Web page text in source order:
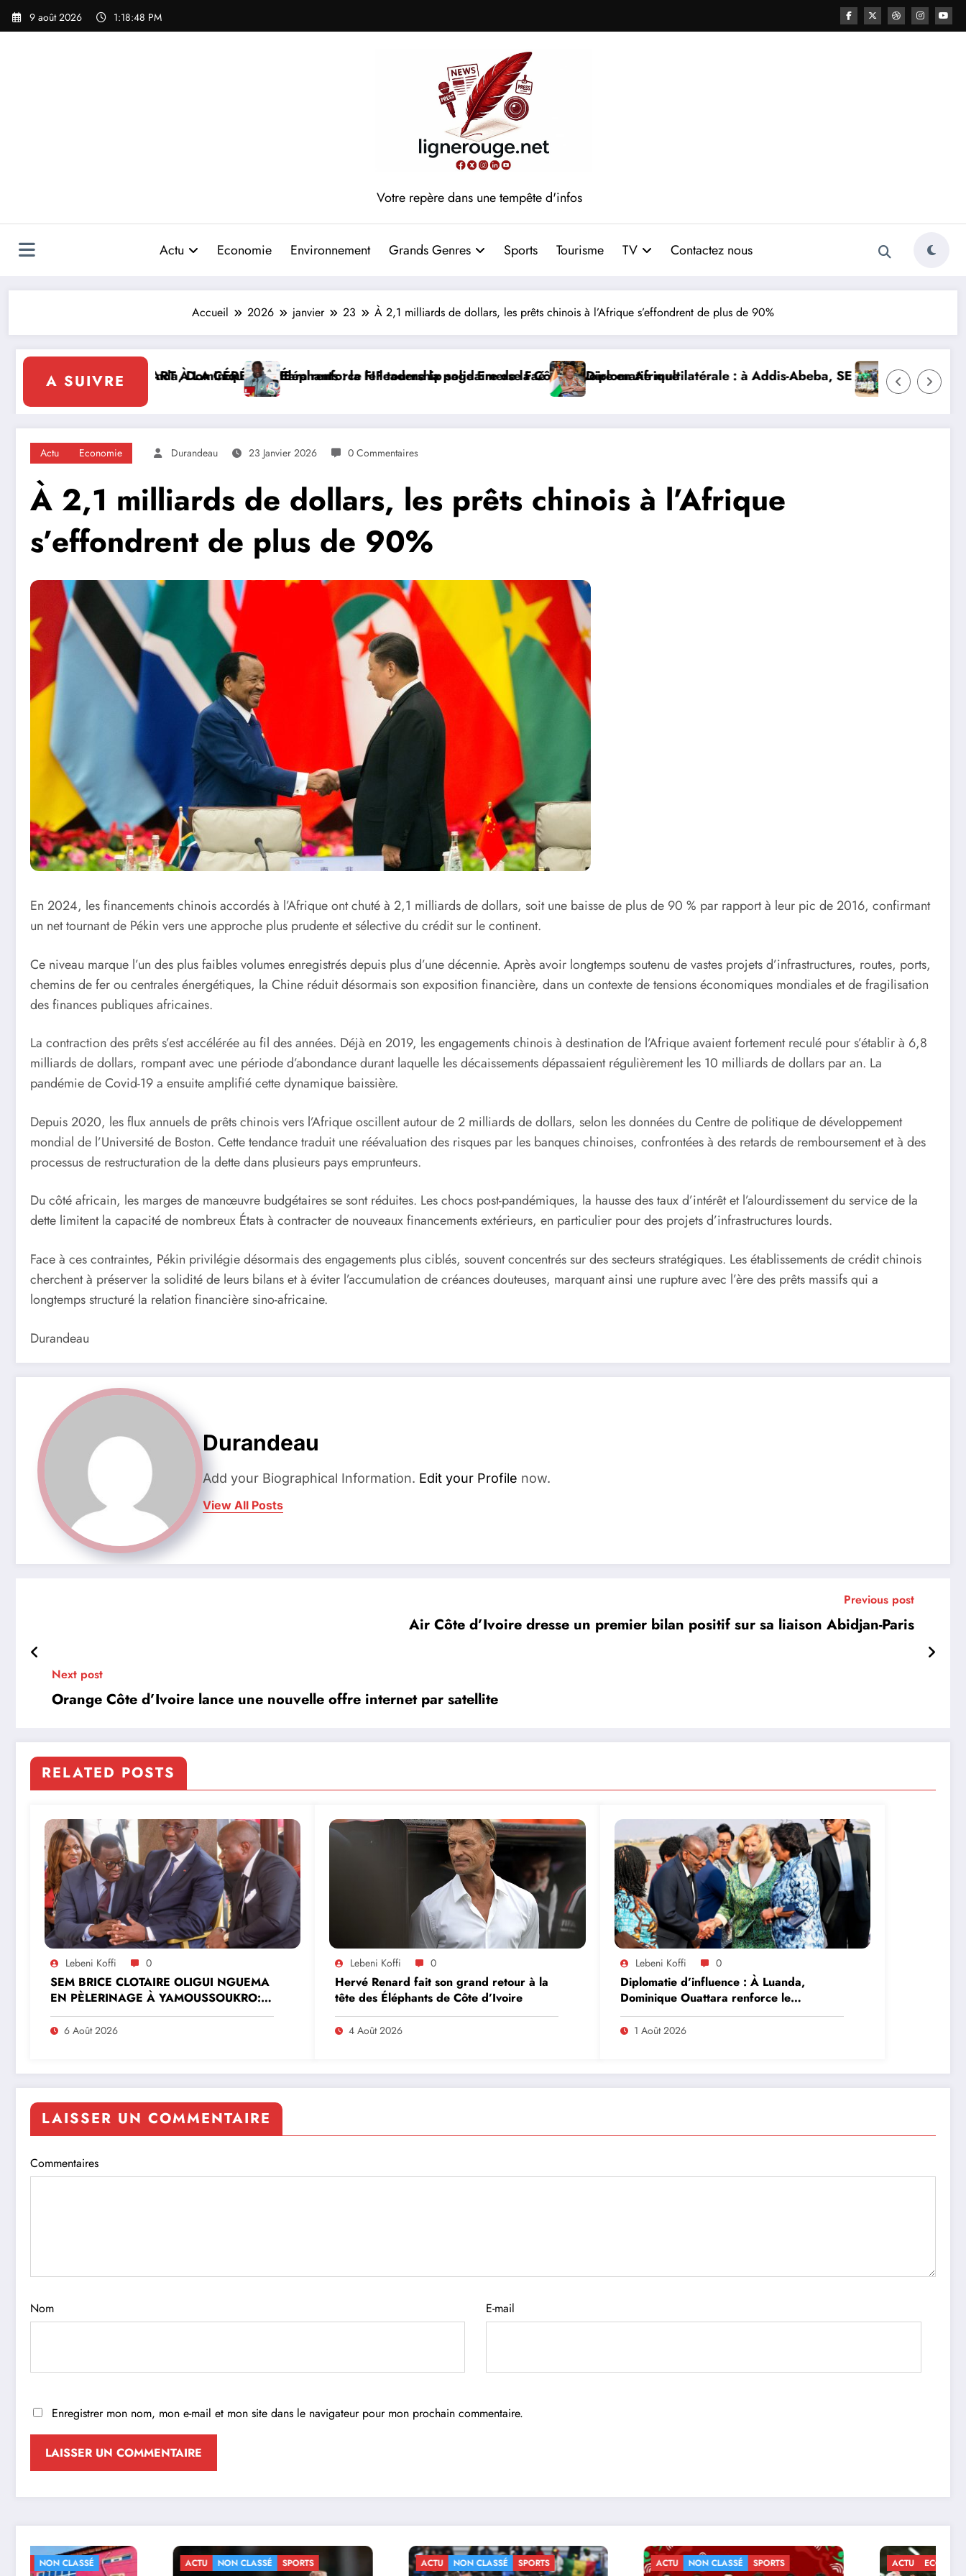
Aller
9 août 2026 1:18:49 PM
Votre repère dans une tempête d'infos
Actu Economie Environnement Grands Genres Sports Tourisme TV Contactez nous
Accueil 2026 janvier 23 À 2,1 milliards de dollars, les prêts chinois à l’Afrique s’effondrent de plus de 90%
A SUIVRE
CÉRÉMONIEOuattara renforce le leadership solidaire de la Côte d’Ivoire en Afrique
Éléphants : la FIF tourne la page Emerse Faé Diplomatie multilatérale : à Addis-Abeba, SE Mme Nialé Kaba porte la voix de la Côte
𝐉𝐎𝐉 𝐃𝐀𝐊𝐀𝐑 𝟐𝟎𝟐𝟔 : 𝐋𝐄𝐒 𝐀𝐓𝐇𝐋È𝐓𝐄𝐒
Actu Economie Durandeau 23 Janvier 2026 0 Commentaires
À 2,1 milliards de dollars, les prêts chinois à l’Afrique
s’effondrent de plus de 90%
En 2024, les financements chinois accordés à l’Afrique ont chuté à 2,1 milliards de dollars, soit une baisse de plus de 90 % par rapport à leur pic de 2016, confirmant
un net tournant de Pékin vers une approche plus prudente et sélective du crédit sur le continent.
Ce niveau marque l’un des plus faibles volumes enregistrés depuis plus d’une décennie. Après avoir longtemps soutenu de vastes projets d’infrastructures, routes, ports,
chemins de fer ou centrales énergétiques, la Chine réduit désormais son exposition financière, dans un contexte de tensions économiques mondiales et de fragilisation
des finances publiques africaines.
La contraction des prêts s’est accélérée au fil des années. Déjà en 2019, les engagements chinois à destination de l’Afrique avaient fortement reculé pour s’établir à 6,8
milliards de dollars, rompant avec une période d’abondance durant laquelle les décaissements dépassaient régulièrement les 10 milliards de dollars par an. La
pandémie de Covid-19 a ensuite amplifié cette dynamique baissière.
Depuis 2020, les flux annuels de prêts chinois vers l’Afrique oscillent autour de 2 milliards de dollars, selon les données du Centre de politique de développement
mondial de l’Université de Boston. Cette tendance traduit une réévaluation des risques par les banques chinoises, confrontées à des retards de remboursement et à des
processus de restructuration de la dette dans plusieurs pays emprunteurs.
Du côté africain, les marges de manœuvre budgétaires se sont réduites. Les chocs post-pandémiques, la hausse des taux d’intérêt et l’alourdissement du service de la
dette limitent la capacité de nombreux États à contracter de nouveaux financements extérieurs, en particulier pour des projets d’infrastructures lourds.
Face à ces contraintes, Pékin privilégie désormais des engagements plus ciblés, souvent concentrés sur des secteurs stratégiques. Les établissements de crédit chinois
cherchent à préserver la solidité de leurs bilans et à éviter l’accumulation de créances douteuses, marquant ainsi une rupture avec l’ère des prêts massifs qui a
longtemps structuré la relation financière sino-africaine.
Durandeau
Durandeau
Add your Biographical Information. Edit your Profile now.
View All Posts
Previous post
Air Côte d’Ivoire dresse un premier bilan positif sur sa liaison Abidjan-Paris
Next post
Orange Côte d’Ivoire lance une nouvelle offre internet par satellite
RELATED POSTS
Lebeni Koffi 0
SEM BRICE CLOTAIRE OLIGUI NGUEMA
EN PÈLERINAGE À YAMOUSSOUKRO:LE
MINISTRE PAULIN CLAUDE DANHO
PREND PART À LA CÉRÉMONIE
6 Août 2026
Lebeni Koffi 0
Hervé Renard fait son grand retour à la
tête des Éléphants de Côte d’Ivoire
4 Août 2026
Lebeni Koffi 0
Diplomatie d’influence : À Luanda,
Dominique Ouattara renforce le
leadership solidaire de la Côte d’Ivoire
en Afrique
1 Août 2026
LAISSER UN COMMENTAIRE
Commentaires
Nom E-mail
Enregistrer mon nom, mon e-mail et mon site dans le navigateur pour mon prochain commentaire.
ACTU NON CLASSÉ ACTU NON CLASSÉ ACTU NON CLASSÉ ACTU ECONOMIE NON CLASSÉ